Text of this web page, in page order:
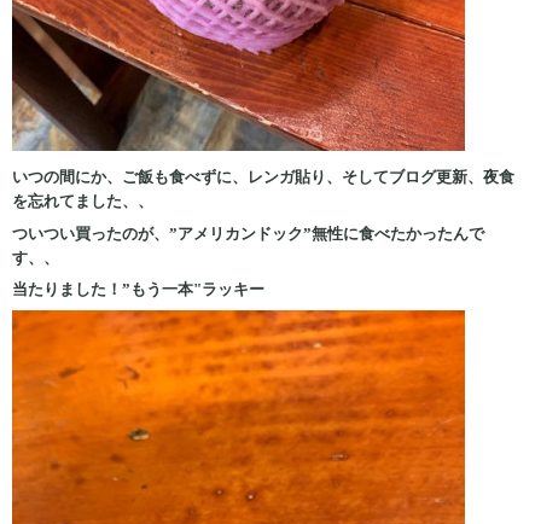
いつの間にか、ご飯も食べずに、レンガ貼り、そしてブログ更新、夜食
を忘れてました、、
ついつい買ったのが、”アメリカンドック”無性に食べたかったんで
す、、
当たりました！”もう一本"ラッキー